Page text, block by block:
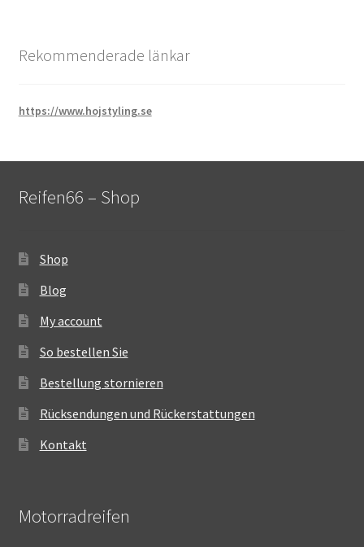
Rekommenderade länkar
https://www.hojstyling.se
Reifen66 – Shop
Shop
Blog
My account
So bestellen Sie
Bestellung stornieren
Rücksendungen und Rückerstattungen
Kontakt
Motorradreifen